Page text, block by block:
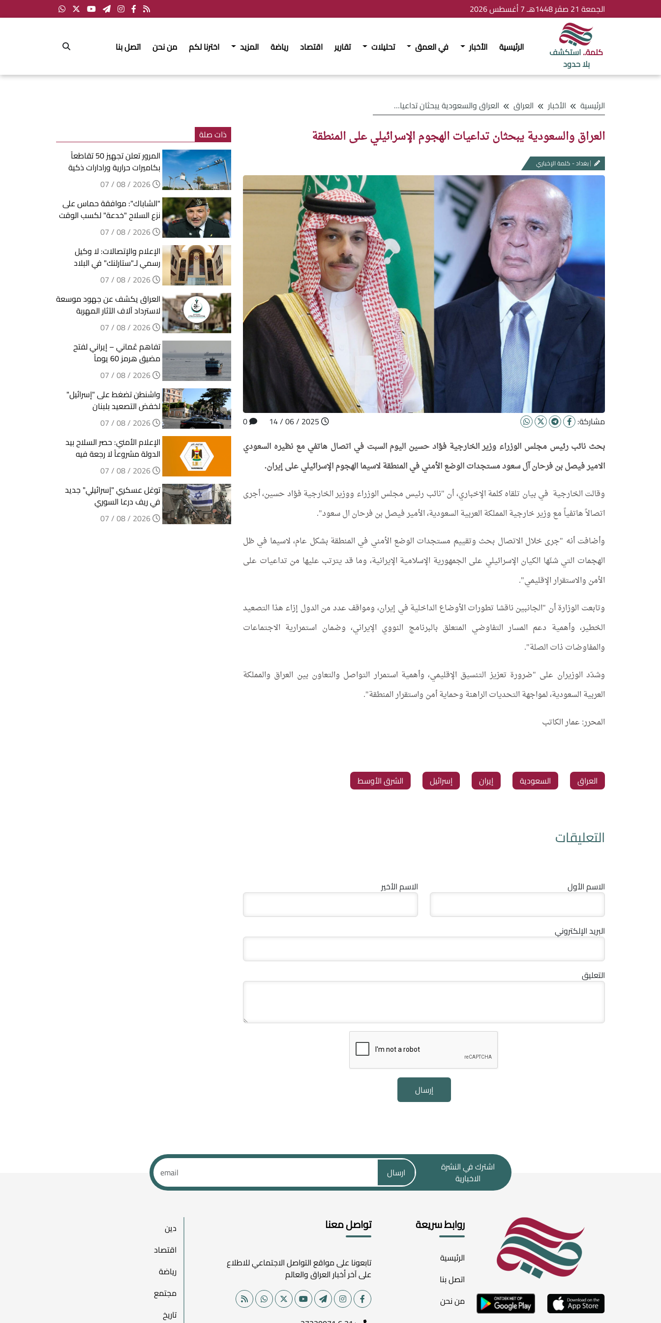
الجمعة 21 صفَر 1448هـ 7 أغسطس 2026
كلمة..استكشف
بلا حدود
الرئيسية الأخبار في العمق تحليلات تقارير اقتصاد رياضة المزيد اخترنا لكم من نحن اتصل بنا
الرئيسية الأخبار العراق العراق والسعودية يبحثان تداعيات الهجوم الإسرائيلي على المنطقة
العراق والسعودية يبحثان تداعيات الهجوم الإسرائيلي على المنطقة
بغداد - كلمة الإخباري
مشاركة:
بحث نائب رئيس مجلس الوزراء وزير الخارجية فؤاد حسين اليوم السبت في اتصال هاتفي مع نظيره السعودي
الامير فيصل بن فرحان آل سعود مستجدات الوضع الأمني في المنطقة لاسيما الهجوم الإسرائيلي على إيران.
وقالت الخارجية في بيان تلقاه كلمة الإخباري، أن "نائب رئيس مجلس الوزراء ووزير الخارجية فؤاد حسين، أجرى
اتصالاً هاتفياً مع وزير خارجية المملكة العربية السعودية، الأمير فيصل بن فرحان ال سعود".
وأضافت أنه "جرى خلال الاتصال بحث وتقييم مستجدات الوضع الأمني في المنطقة بشكل عام، لاسيما في ظل
الهجمات التي شنّها الكيان الإسرائيلي على الجمهورية الإسلامية الإيرانية، وما قد يترتب عليها من تداعيات على
الأمن والاستقرار الإقليمي".
وتابعت الوزارة أن "الجانبين ناقشا تطورات الأوضاع الداخلية في إيران، ومواقف عدد من الدول إزاء هذا التصعيد
الخطير، وأهمية دعم المسار التفاوضي المتعلق بالبرنامج النووي الإيراني، وضمان استمرارية الاجتماعات
والمفاوضات ذات الصلة".
وشدّد الوزيران على "ضرورة تعزيز التنسيق الإقليمي، وأهمية استمرار التواصل والتعاون بين العراق والمملكة
العربية السعودية، لمواجهة التحديات الراهنة وحماية أمن واستقرار المنطقة".
المحرر: عمار الكاتب
‏العراق ‏السعودية ‏إيران ‏إسرائيل ‏الشرق الأوسط
التعليقات
الاسم الأول الاسم الأخير
البريد الإلكتروني
التعليق
إرسال
ذات صلة
المرور تعلن تجهيز 50 تقاطعاً
بكاميرات حرارية ورادارات ذكية
"الشاباك": موافقة حماس على
نزع السلاح "خدعة" لكسب الوقت
الإعلام والإتصالات: لا وكيل
رسمي لـ"ستارلنك" في البلاد
العراق يكشف عن جهود موسعة
لاسترداد آلاف الآثار المهربة
تفاهم عُماني – إيراني لفتح
مضيق هرمز 60 يوماً
واشنطن تضغط على "إسرائيل"
لخفض التصعيد بلبنان
الإعلام الأمني: حصر السلاح بيد
الدولة مشروعاً لا رجعة فيه
توغل عسكري "إسرائيلي" جديد
في ريف درعا السوري
اشترك في النشرة
الاخبارية
ارسال
روابط سريعة
الرئيسية
اتصل بنا
من نحن
تواصل معنا
تابعونا على مواقع التواصل الاجتماعي للاطلاع
على آخر أخبار العراق والعالم
دين
اقتصاد
رياضة
مجتمع
تاريخ